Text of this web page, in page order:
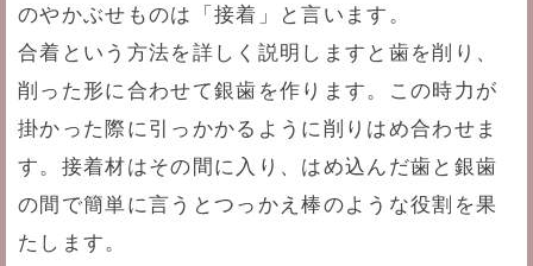
のやかぶせものは「接着」と言います。
合着という方法を詳しく説明しますと歯を削り、
削った形に合わせて銀歯を作ります。この時力が
掛かった際に引っかかるように削りはめ合わせま
す。接着材はその間に入り、はめ込んだ歯と銀歯
の間で簡単に言うとつっかえ棒のような役割を果
たします。